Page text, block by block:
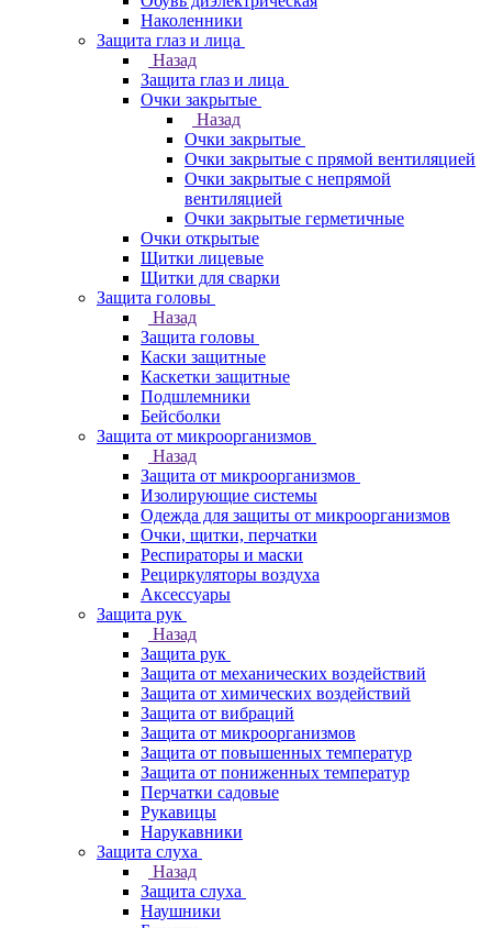
Наколенники
Защита глаз и лица
Назад
Защита глаз и лица
Очки закрытые
Назад
Очки закрытые
Очки закрытые с прямой вентиляцией
Очки закрытые с непрямой
вентиляцией
Очки закрытые герметичные
Очки открытые
Щитки лицевые
Щитки для сварки
Защита головы
Назад
Защита головы
Каски защитные
Каскетки защитные
Подшлемники
Бейсболки
Защита от микроорганизмов
Назад
Защита от микроорганизмов
Изолирующие системы
Одежда для защиты от микроорганизмов
Очки, щитки, перчатки
Респираторы и маски
Рециркуляторы воздуха
Аксессуары
Защита рук
Назад
Защита рук
Защита от механических воздействий
Защита от химических воздействий
Защита от вибраций
Защита от микроорганизмов
Защита от повышенных температур
Защита от пониженных температур
Перчатки садовые
Рукавицы
Нарукавники
Защита слуха
Назад
Защита слуха
Наушники